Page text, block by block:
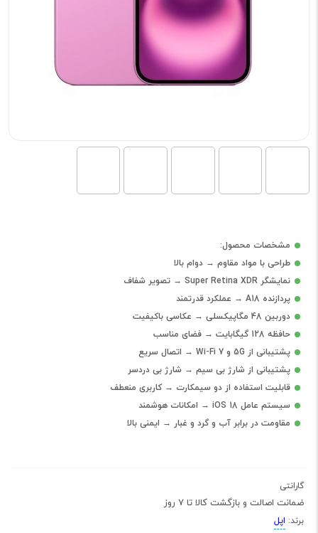
مشخصات محصول:
طراحی با مواد مقاوم → دوام بالا
نمایشگر Super Retina XDR → تصویر شفاف
پردازنده A18 → عملکرد قدرتمند
دوربین 48 مگاپیکسلی → عکاسی باکیفیت
حافظه 128 گیگابایت → فضای مناسب
پشتیبانی از 5G و Wi-Fi 7 → اتصال سریع
پشتیبانی از شارژ بی سیم → شارژ بی دردسر
قابلیت استفاده از دو سیمکارت → کاربری منعطف
سیستم عامل iOS 18 → امکانات هوشمند
مقاومت در برابر آب و گرد و غبار → ایمنی بالا
گارانتی
ضمانت اصالت و بازگشت کالا تا 7 روز
برند: اپل